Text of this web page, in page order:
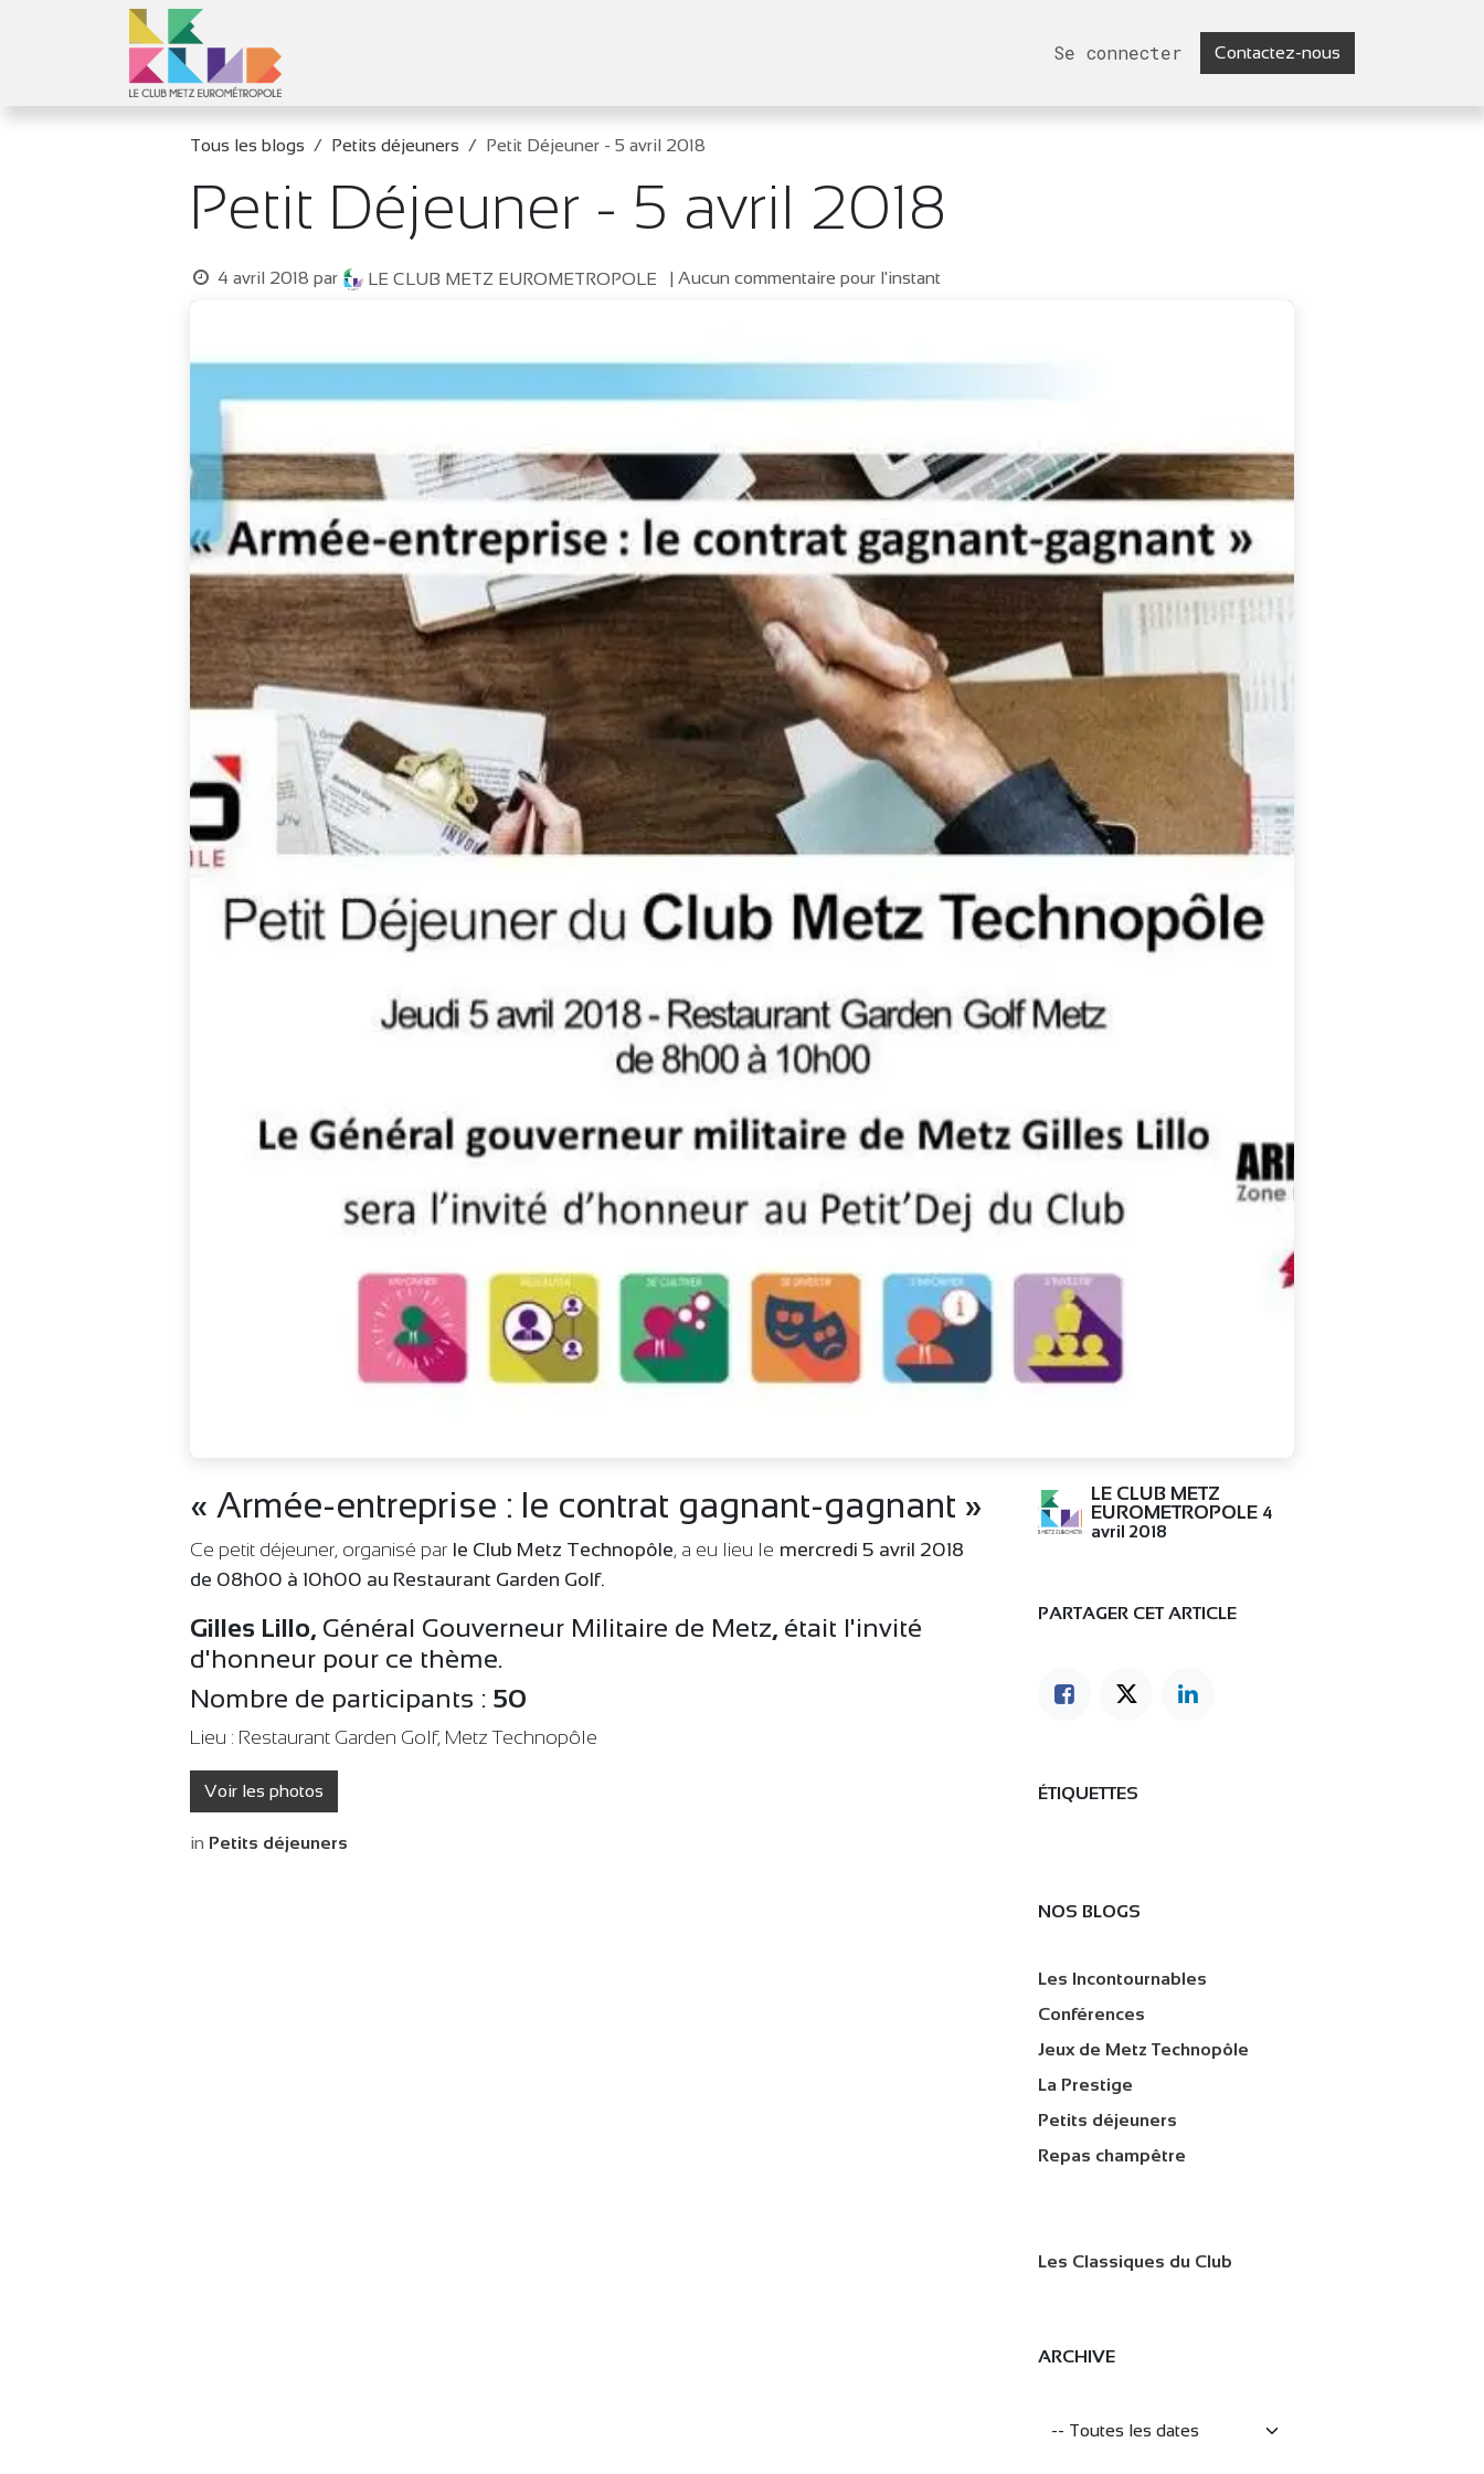
Se rendre au contenu
Se connecter Contactez-nous
Tous les blogs Petits déjeuners Petit Déjeuner - 5 avril 2018
Petit Déjeuner - 5 avril 2018
4 avril 2018 par LE CLUB METZ EUROMETROPOLE | Aucun commentaire pour l'instant
« Armée-entreprise : le contrat gagnant-gagnant »
Ce petit déjeuner, organisé par le Club Metz Technopôle, a eu lieu le mercredi 5 avril 2018
de 08h00 à 10h00 au Restaurant Garden Golf.
Gilles Lillo, Général Gouverneur Militaire de Metz, était l'invité
d'honneur pour ce thème.
Nombre de participants : 50
Lieu : Restaurant Garden Golf, Metz Technopôle
Voir les photos
in Petits déjeuners
LE CLUB METZ
EUROMETROPOLE 4
avril 2018
PARTAGER CET ARTICLE
ÉTIQUETTES
NOS BLOGS
Les Incontournables
Conférences
Jeux de Metz Technopôle
La Prestige
Petits déjeuners
Repas champêtre
Les Classiques du Club
ARCHIVE